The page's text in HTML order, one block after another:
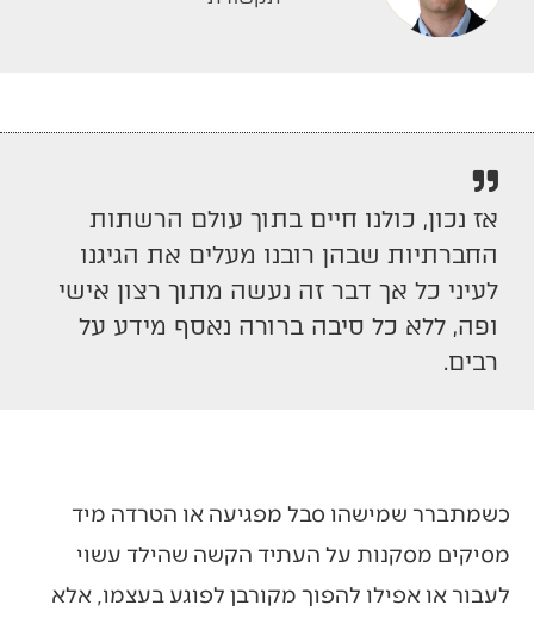
אז נכון, כולנו חיים בתוך עולם הרשתות
החברתיות שבהן רובנו מעלים את הגיגנו
לעיני כל אך דבר זה נעשה מתוך רצון אישי
ופה, ללא כל סיבה ברורה נאסף מידע על
רבים.
כשמתברר שמישהו סבל מפגיעה או הטרדה מיד
מסיקים מסקנות על העתיד הקשה שהילד עשוי
לעבור או אפילו להפוך מקורבן לפוגע בעצמו, אלא